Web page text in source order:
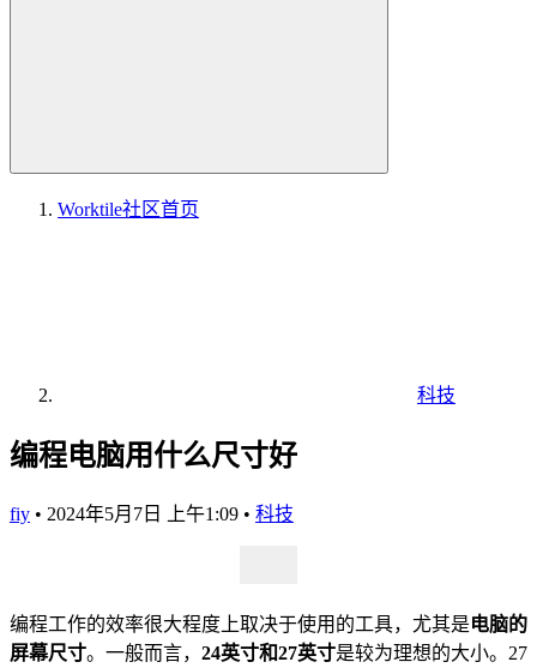
Worktile社区首页
科技
编程电脑用什么尺寸好
fiy • 2024年5月7日 上午1:09 • 科技
编程工作的效率很大程度上取决于使用的工具，尤其是电脑的
屏幕尺寸。一般而言， 24英寸和27英寸是较为理想的大小。27